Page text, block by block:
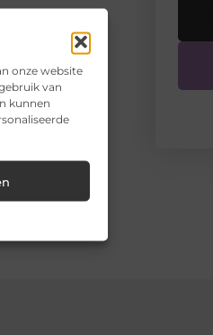
onze website
van
kunnen
manier